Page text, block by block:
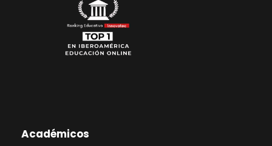
Académicos